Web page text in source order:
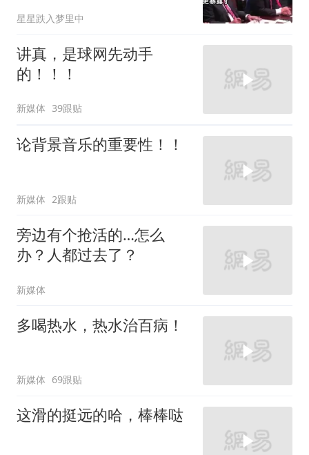
星星跌入梦里中
讲真，是球网先动手
的！！！
新媒体 39跟贴
论背景音乐的重要性！！
新媒体 2跟贴
旁边有个抢活的…怎么
办？人都过去了？
新媒体
多喝热水，热水治百病！
新媒体 69跟贴
这滑的挺远的哈，棒棒哒